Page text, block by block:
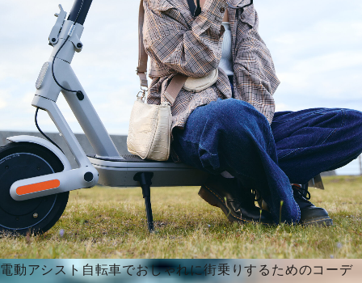
電動アシスト自転車でおしゃれに街乗りするためのコーデ